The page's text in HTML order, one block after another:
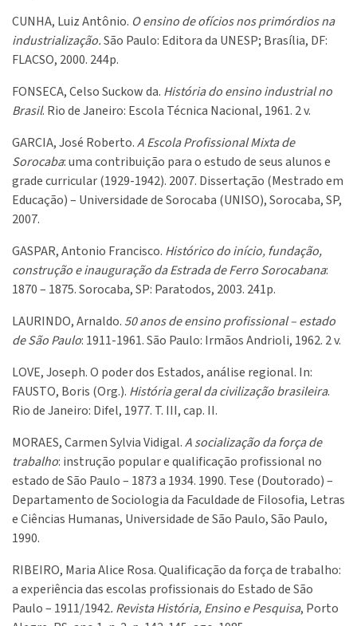
CUNHA, Luiz Antônio. O ensino de ofícios nos primórdios na
industrialização.São Paulo: Editora da UNESP; Brasília, DF:
FLACSO, 2000. 244p.
FONSECA, Celso Suckow da. História do ensino industrial no
Brasil. Rio de Janeiro: Escola Técnica Nacional, 1961. 2 v.
GARCIA, José Roberto.A Escola Profissional Mixta de
Sorocaba: uma contribuição para o estudo de seus alunos e
grade curricular (1929-1942). 2007. Dissertação (Mestrado em
Educação) – Universidade de Sorocaba (UNISO), Sorocaba, SP,
2007.
GASPAR, Antonio Francisco. Histórico do início, fundação,
construção e inauguração da Estrada de Ferro Sorocabana:
1870 – 1875. Sorocaba, SP: Paratodos, 2003. 241p.
LAURINDO, Arnaldo. 50 anos de ensino profissional – estado
de São Paulo: 1911-1961. São Paulo: Irmãos Andrioli, 1962. 2 v.
LOVE, Joseph. O poder dos Estados, análise regional. In:
FAUSTO, Boris (Org.). História geral da civilização brasileira.
Rio de Janeiro: Difel, 1977. T. III, cap. II.
MORAES, Carmen Sylvia Vidigal.A socialização da força de
trabalho: instrução popular e qualificação profissional no
estado de São Paulo – 1873 a 1934. 1990. Tese (Doutorado) –
Departamento de Sociologia da Faculdade de Filosofia, Letras
e Ciências Humanas, Universidade de São Paulo, São Paulo,
1990.
RIBEIRO, Maria Alice Rosa. Qualificação da força de trabalho:
a experiência das escolas profissionais do Estado de São
Paulo – 1911/1942. Revista História, Ensino e Pesquisa, Porto